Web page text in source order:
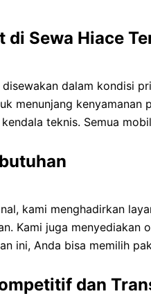
Sewa Hiace
dalam kondisi
menunjang
teknis. Semua
kami menghadirkan
Kami juga
ini, Anda bisa memilih
dan